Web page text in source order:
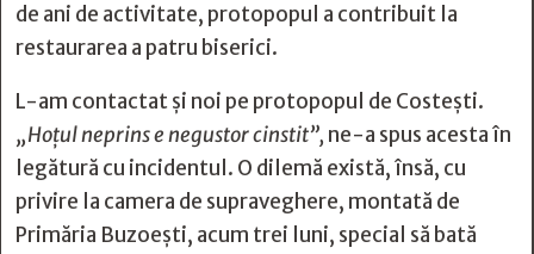
de ani de activitate, protopopul a contribuit la
restaurarea a patru biserici.
L-am contactat și noi pe protopopul de Costești.
„Hoțul neprins e negustor cinstit”, ne-a spus acesta în
legătură cu incidentul. O dilemă există, însă, cu
privire la camera de supraveghere, montată de
Primăria Buzoești, acum trei luni, special să bată